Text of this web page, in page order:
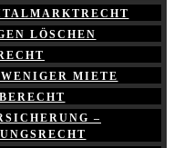
LÖSCHEN
MIETE
–